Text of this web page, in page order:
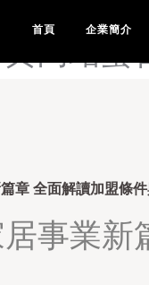
站视频
首頁 企業簡介
章 全面解讀加盟條
事業